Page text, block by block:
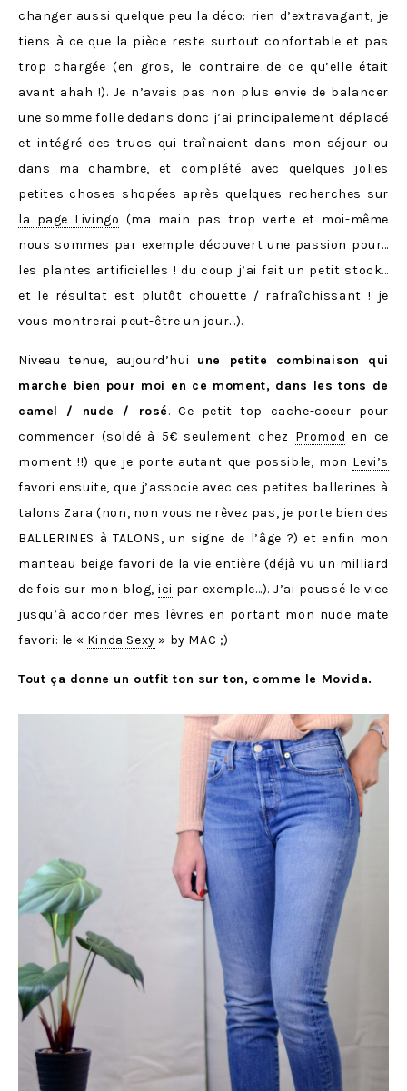
changer aussi quelque peu la déco: rien d’extravagant, je
tiens à ce que la pièce reste surtout confortable et pas
trop chargée (en gros, le contraire de ce qu’elle était
avant ahah !). Je n’avais pas non plus envie de balancer
une somme folle dedans donc j’ai principalement déplacé
et intégré des trucs qui traînaient dans mon séjour ou
dans ma chambre, et complété avec quelques jolies
petites choses shopées après quelques recherches sur
la page Livingo (ma main pas trop verte et moi-même
nous sommes par exemple découvert une passion pour…
les plantes artificielles ! du coup j’ai fait un petit stock…
et le résultat est plutôt chouette / rafraîchissant ! je
vous montrerai peut-être un jour…).
Niveau tenue, aujourd’hui une petite combinaison qui
marche bien pour moi en ce moment, dans les tons de
camel / nude / rosé. Ce petit top cache-coeur pour
commencer (soldé à 5€ seulement chez Promod en ce
moment !!) que je porte autant que possible, mon Levi’s
favori ensuite, que j’associe avec ces petites ballerines à
talons Zara (non, non vous ne rêvez pas, je porte bien des
BALLERINES à TALONS, un signe de l’âge ?) et enfin mon
manteau beige favori de la vie entière (déjà vu un milliard
de fois sur mon blog, ici par exemple…). J’ai poussé le vice
jusqu’à accorder mes lèvres en portant mon nude mate
favori: le « Kinda Sexy » by MAC ;)
Tout ça donne un outfit ton sur ton, comme le Movida.